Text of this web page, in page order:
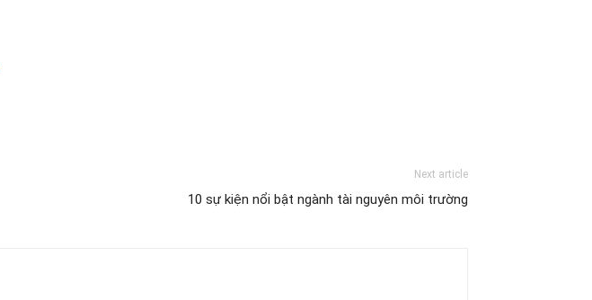
Next article
10 sự kiện nổi bật ngành tài nguyên môi trường